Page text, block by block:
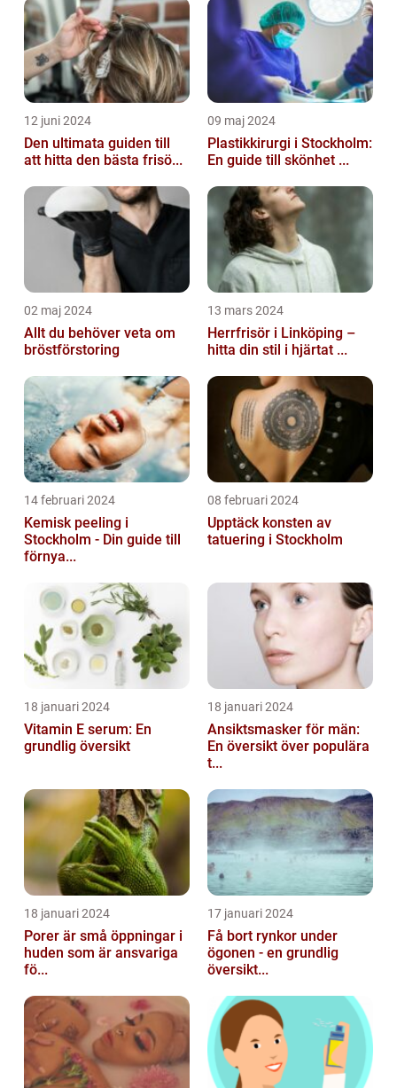
12 juni 2024
Den ultimata guiden till
att hitta den bästa frisö...
09 maj 2024
Plastikkirurgi i Stockholm:
En guide till skönhet ...
02 maj 2024
Allt du behöver veta om
bröstförstoring
13 mars 2024
Herrfrisör i Linköping –
hitta din stil i hjärtat ...
14 februari 2024
Kemisk peeling i
Stockholm - Din guide till
förnya...
08 februari 2024
Upptäck konsten av
tatuering i Stockholm
18 januari 2024
Vitamin E serum: En
grundlig översikt
18 januari 2024
Ansiktsmasker för män:
En översikt över populära
t...
18 januari 2024
Porer är små öppningar i
huden som är ansvariga
fö...
17 januari 2024
Få bort rynkor under
ögonen - en grundlig
översikt...